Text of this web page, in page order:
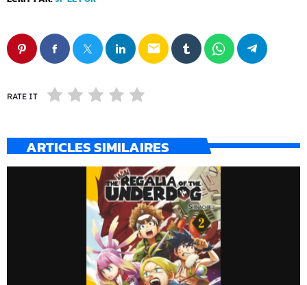
email
RATE IT
ARTICLES SIMILAIRES